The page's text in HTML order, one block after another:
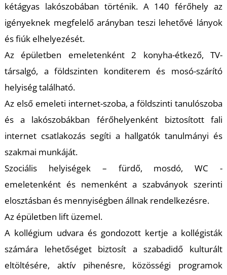
kétágyas lakószobában történik. A 140 férőhely az
igényeknek megfelelő arányban teszi lehetővé lányok
és fiúk elhelyezését.
Az épületben emeletenként 2 konyha-étkező, TV-
társalgó, a földszinten konditerem és mosó-szárító
helyiség található.
Az első emeleti internet-szoba, a földszinti tanulószoba
és a lakószobákban férőhelyenként biztosított fali
internet csatlakozás segíti a hallgatók tanulmányi és
szakmai munkáját.
Szociális helyiségek – fürdő, mosdó, WC -
emeletenként és nemenként a szabványok szerinti
elosztásban és mennyiségben állnak rendelkezésre.
Az épületben lift üzemel.
A kollégium udvara és gondozott kertje a kollégisták
számára lehetőséget biztosít a szabadidő kulturált
eltöltésére, aktív pihenésre, közösségi programok